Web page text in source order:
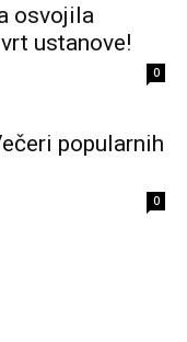
osvojila
ustanove!
0
popularnih
0